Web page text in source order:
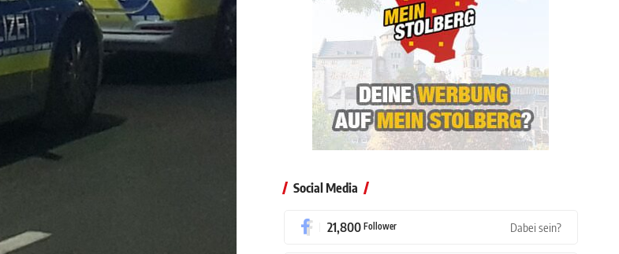
Social Media
21,800 Follower Dabei sein?